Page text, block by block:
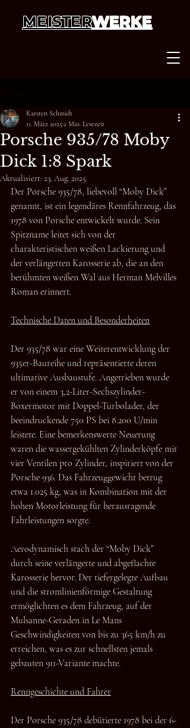
MEISTERWERKE
Porsche 935/78 Moby
Dick 1:8 Spark
Karsten Schmidt
11. März 20252 Min. Lesezeit
Aktualisiert: 23. Aug. 2025
Der Porsche 935/78, liebevoll “Moby Dick”
genannt, ist ein legendäres Rennfahrzeug, das
1978 von Porsche entwickelt wurde. Sein
Spitzname leitet sich von der
charakteristischen weißen Lackierung und
der verlängerten Karosserie ab, die an den
berühmten weißen Wal aus Herman Melvilles
Roman erinnert.
Technische Daten und Besonderheiten
Der 935/78 war eine Weiterentwicklung der
935er-Baureihe und repräsentierte deren
ultimative Ausbaustufe. Angetrieben wurde
er von einem 3,2-Liter-Sechszylinder-
Boxermotor mit Doppel-Turbolader, der
beeindruckende 750 PS bei 8.200 U/min
leistete. Eine bemerkenswerte Neuerung
waren die wassergekühlten Zylinderköpfe mit
vier Ventilen pro Zylinder, inspiriert von der
Porsche 936. Das Fahrzeuggewicht betrug
etwa 1.025 kg, was in Kombination mit der
hohen Motorleistung für herausragende
Fahrleistungen sorgte.
Aerodynamisch stach der “Moby Dick”
durch seine verlängerte und abgeflachte
Karosserie hervor. Der tiefergelegte Aufbau
und die stromlinienförmige Gestaltung
ermöglichten es dem Fahrzeug, auf der
Mulsanne-Geraden in Le Mans
Geschwindigkeiten von bis zu 365 km/h zu
erreichen, was es zur schnellsten jemals
gebauten 911-Variante machte.
Renngeschichte und Fahrer
Der Porsche 935/78 debütierte 1978 bei der 6-